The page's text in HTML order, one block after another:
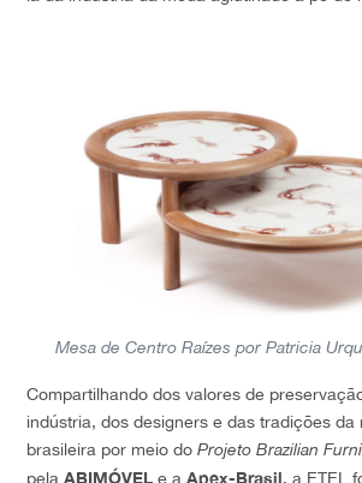
Mesa de Centro Raízes por Patricia
Compartilhando dos valores de
indústria, dos designers e das tradições da
brasileira por meio do Projeto Brazilian
pela ABIMÓVEL e a Apex-Brasil, a ETEL